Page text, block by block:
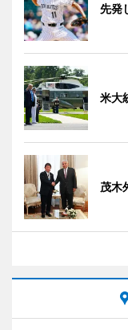
先発
米大
茂木